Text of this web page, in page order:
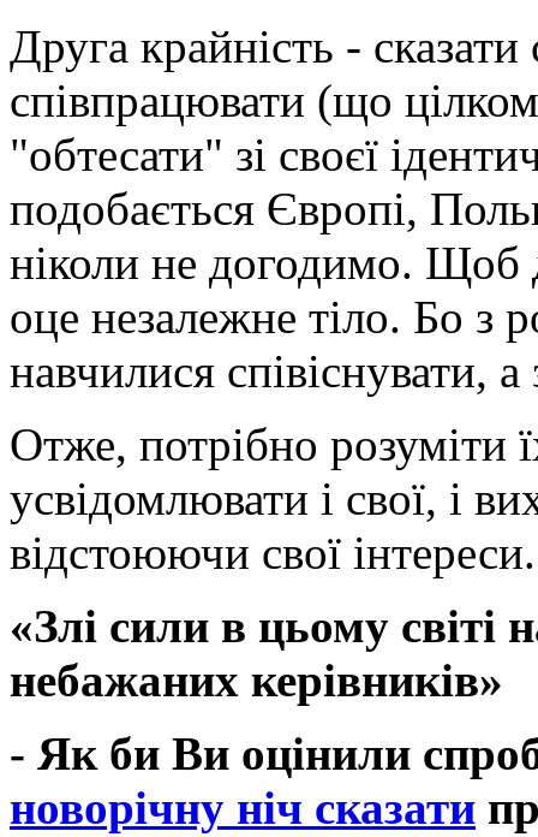
Друга крайність -
співпрацювати (що
"обтесати" зі своєї
подобається Європі,
ніколи не догодимо. Щоб
оце незалежне тіло. Бо з
навчилися співіснувати,
Отже, потрібно розуміти
усвідомлювати і свої, і
відстоюючи свої
«Злі сили в цьому світі
небажаних керівників»
- Як би Ви оцінили
новорічну ніч сказати